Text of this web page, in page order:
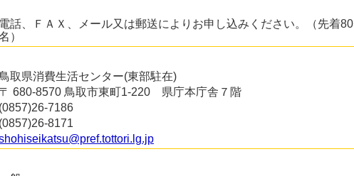
電話、ＦＡＸ、メール又は郵送によりお申し込みください。（先着80
）
鳥取県消費生活センター(東部駐在)
〒 680-8570 鳥取市東町1-220 県庁本庁舎７階
(0857)26-7186
(0857)26-8171